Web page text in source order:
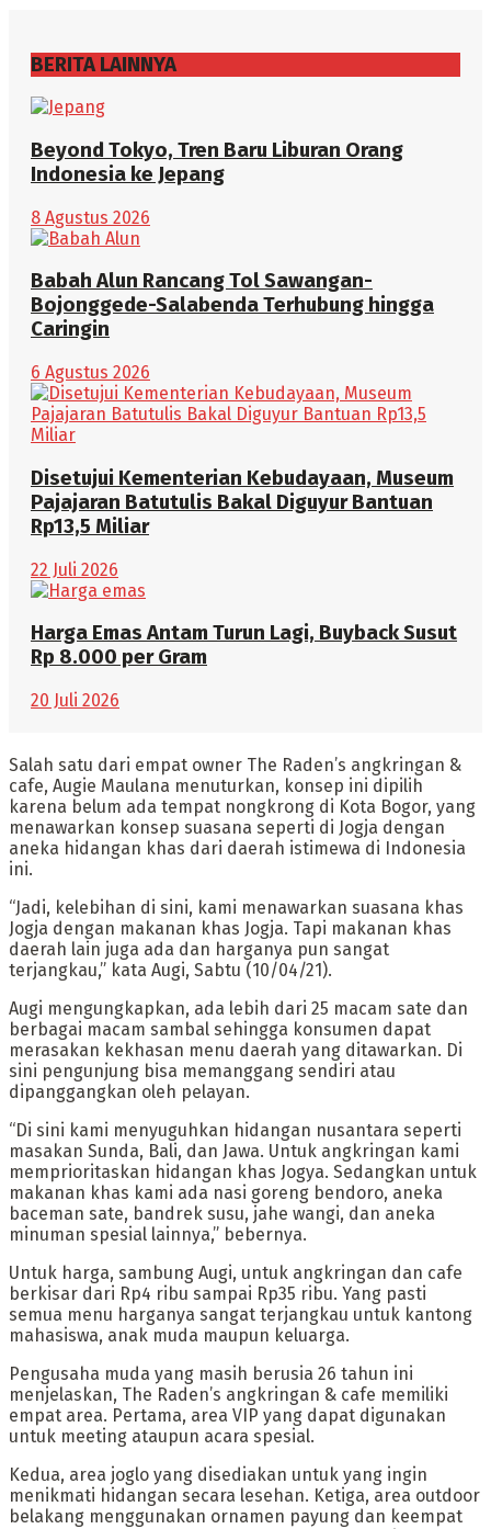
BERITA LAINNYA
Beyond Tokyo, Tren Baru Liburan Orang
Indonesia ke Jepang
8 Agustus 2026
Babah Alun Rancang Tol Sawangan-
Bojonggede-Salabenda Terhubung hingga
Caringin
6 Agustus 2026
Disetujui Kementerian Kebudayaan, Museum
Pajajaran Batutulis Bakal Diguyur Bantuan
Rp13,5 Miliar
22 Juli 2026
Harga Emas Antam Turun Lagi, Buyback Susut
Rp 8.000 per Gram
20 Juli 2026
Salah satu dari empat owner The Raden’s angkringan &
cafe, Augie Maulana menuturkan, konsep ini dipilih
karena belum ada tempat nongkrong di Kota Bogor, yang
menawarkan konsep suasana seperti di Jogja dengan
aneka hidangan khas dari daerah istimewa di Indonesia
ini.
“Jadi, kelebihan di sini, kami menawarkan suasana khas
Jogja dengan makanan khas Jogja. Tapi makanan khas
daerah lain juga ada dan harganya pun sangat
terjangkau,” kata Augi, Sabtu (10/04/21).
Augi mengungkapkan, ada lebih dari 25 macam sate dan
berbagai macam sambal sehingga konsumen dapat
merasakan kekhasan menu daerah yang ditawarkan. Di
sini pengunjung bisa memanggang sendiri atau
dipanggangkan oleh pelayan.
“Di sini kami menyuguhkan hidangan nusantara seperti
masakan Sunda, Bali, dan Jawa. Untuk angkringan kami
memprioritaskan hidangan khas Jogya. Sedangkan untuk
makanan khas kami ada nasi goreng bendoro, aneka
baceman sate, bandrek susu, jahe wangi, dan aneka
minuman spesial lainnya,” bebernya.
Untuk harga, sambung Augi, untuk angkringan dan cafe
berkisar dari Rp4 ribu sampai Rp35 ribu. Yang pasti
semua menu harganya sangat terjangkau untuk kantong
mahasiswa, anak muda maupun keluarga.
Pengusaha muda yang masih berusia 26 tahun ini
menjelaskan, The Raden’s angkringan & cafe memiliki
empat area. Pertama, area VIP yang dapat digunakan
untuk meeting ataupun acara spesial.
Kedua, area joglo yang disediakan untuk yang ingin
menikmati hidangan secara lesehan. Ketiga, area outdoor
belakang menggunakan ornamen payung dan keempat